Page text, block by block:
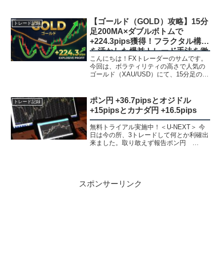
+7.2pips1時間足1時間足で緑チャネル下
抜け＋赤丸の押...
トレード記録
【ゴールド（GOLD）攻略】15分
足200MA×ダブルボトムで
+224.3pips獲得！フラクタル構造
を活かした爆益トレード手法を徹
底解説
こんにちは！FXトレーダーのサムです。
今回は、ボラティリティの高さで人気の
ゴールド（XAU/USD）にて、15分足の
詳しく解説します。 この記事を書いた
人...
トレード記録
ポン円 +36.7pipsとオジドル
+15pipsとカナダ円 +16.5pips
無料トライアル実施中！＜U-NEXT＞ 今
日は今の所、3トレードして何とか利確出
来ました。取り敢えず報告ポン円
スポンサーリンク